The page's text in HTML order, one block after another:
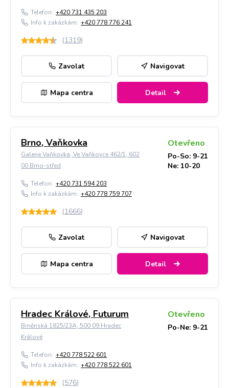
Telefon: +420 731 435 203
Info k zakázkám: +420 778 776 241
(1319)
Zavolat Navigovat
Mapa centra Detail
Brno, Vaňkovka
Galerie Vaňkovka, Ve Vaňkovce 462/1, 602
00 Brno-střed
Otevřeno
Po-So: 9-21
Ne: 10-20
Telefon: +420 731 594 203
Info k zakázkám: +420 778 759 707
(1666)
Zavolat Navigovat
Mapa centra Detail
Hradec Králové, Futurum
Brněnská 1825/23A, 500 09 Hradec
Králové
Otevřeno
Po-Ne: 9-21
Telefon: +420 778 522 601
Info k zakázkám: +420 778 522 601
(576)